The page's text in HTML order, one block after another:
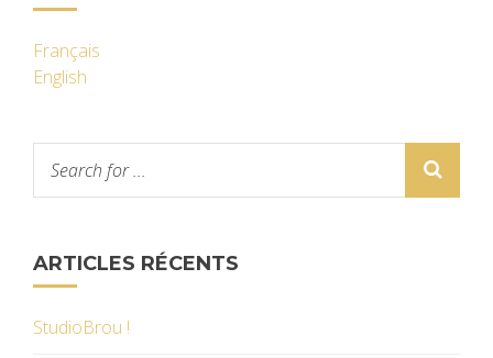
Français
English
ARTICLES RÉCENTS
StudioBrou !